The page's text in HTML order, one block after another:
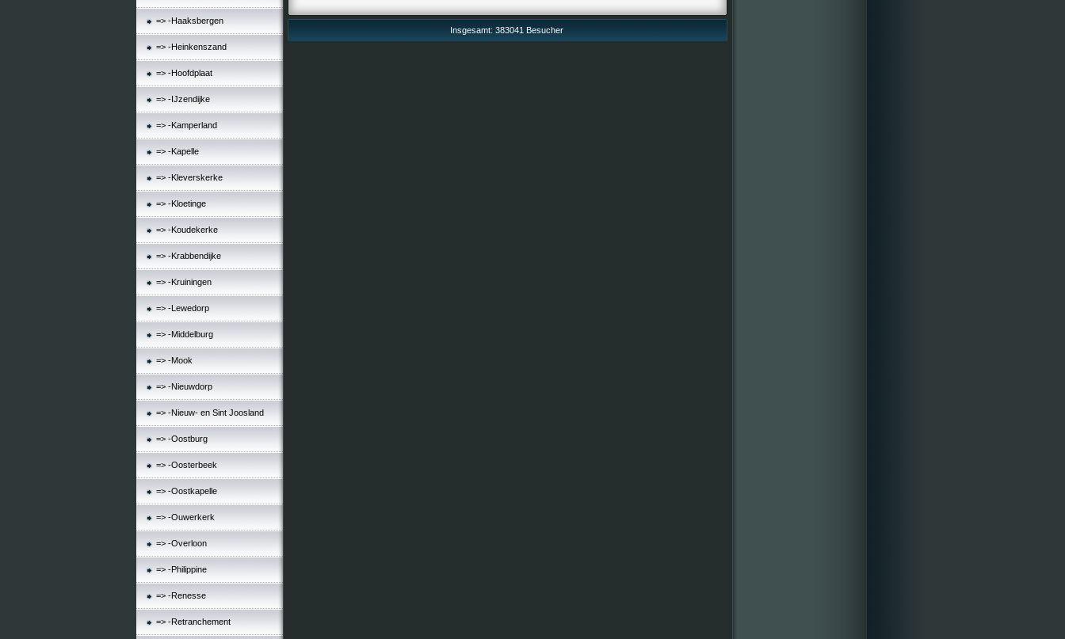
=> -Haaksbergen
=> -Heinkenszand
=> -Hoofdplaat
=> -IJzendijke
=> -Kamperland
=> -Kapelle
=> -Kleverskerke
=> -Kloetinge
=> -Koudekerke
=> -Krabbendijke
=> -Kruiningen
=> -Lewedorp
=> -Middelburg
=> -Mook
=> -Nieuwdorp
=> -Nieuw- en Sint Joosland
=> -Oostburg
=> -Oosterbeek
=> -Oostkapelle
=> -Ouwerkerk
=> -Overloon
=> -Philippine
=> -Renesse
=> -Retranchement
Insgesamt: 383041 Besucher